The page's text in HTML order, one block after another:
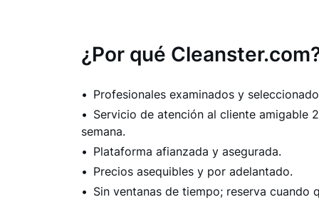
¿Por qué
Profesionales examinados y
Servicio de atención al cliente amigable
semana.
Plataforma afianzada y asegurada.
Precios asequibles y por adelantado.
Sin ventanas de tiempo; reserva cuando